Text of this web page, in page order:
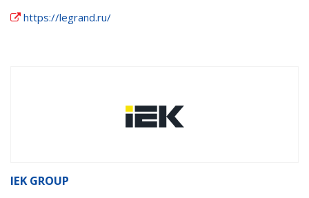
https://legrand.ru/
IEK GROUP